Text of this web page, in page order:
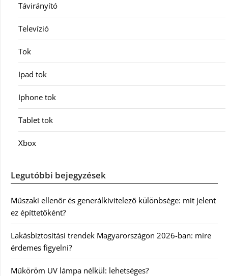
Távirányító
Televízió
Tok
Ipad tok
Iphone tok
Tablet tok
Xbox
Legutóbbi bejegyzések
Műszaki ellenőr és generálkivitelező különbsége: mit jelent
ez építtetőként?
Lakásbiztosítási trendek Magyarországon 2026-ban: mire
érdemes figyelni?
Műköröm UV lámpa nélkül: lehetséges?